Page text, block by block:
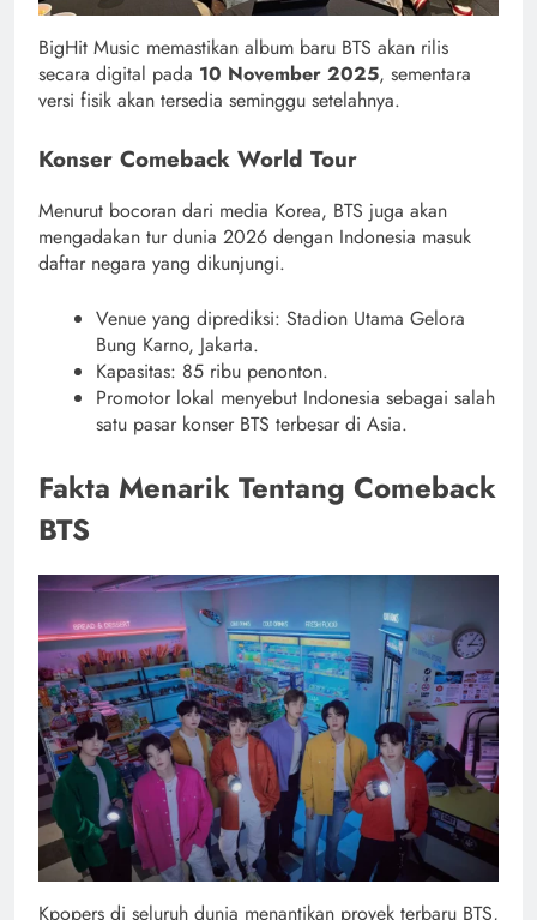
BigHit Music memastikan album baru BTS akan rilis
secara digital pada 10 November 2025, sementara
versi fisik akan tersedia seminggu setelahnya.
Konser Comeback World Tour
Menurut bocoran dari media Korea, BTS juga akan
mengadakan tur dunia 2026 dengan Indonesia masuk
daftar negara yang dikunjungi.
Venue yang diprediksi: Stadion Utama Gelora
Bung Karno, Jakarta.
Kapasitas: 85 ribu penonton.
Promotor lokal menyebut Indonesia sebagai salah
satu pasar konser BTS terbesar di Asia.
Fakta Menarik Tentang Comeback
BTS
Kpopers di seluruh dunia menantikan proyek terbaru BTS,